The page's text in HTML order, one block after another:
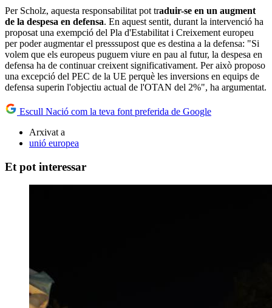
Per Scholz, aquesta responsabilitat pot traduir-se en un augment
de la despesa en defensa. En aquest sentit, durant la intervenció ha
proposat una exempció del Pla d'Estabilitat i Creixement europeu
per poder augmentar el presssupost que es destina a la defensa: "Si
volem que els europeus puguem viure en pau al futur, la despesa en
defensa ha de continuar creixent significativament. Per això proposo
una excepció del PEC de la UE perquè les inversions en equips de
defensa superin l'objectiu actual de l'OTAN del 2%", ha argumentat.
Escull Nació com la teva font preferida de Google
Arxivat a
unió europea
Et pot interessar